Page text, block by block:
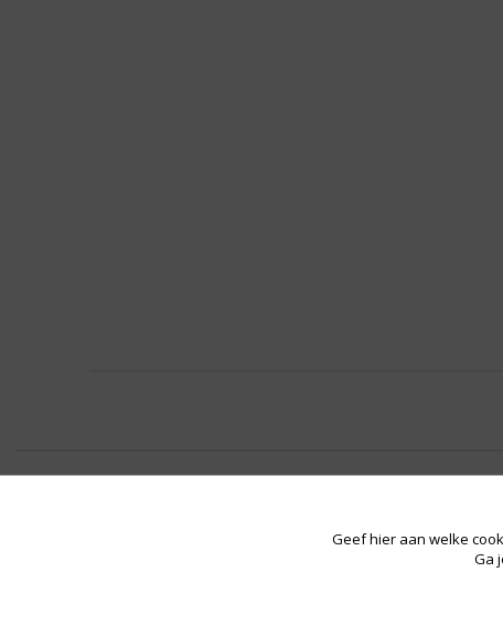
Wij werken onder andere voor:Geef hier aan welke
Ga